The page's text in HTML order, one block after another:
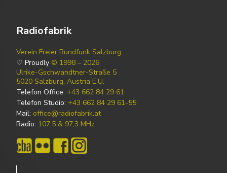
Radiofabrik
Verein Freier Rundfunk Salzburg
♡ Proudly © 1998 – 2026
Ulrike-Gschwandtner-Straße 5
5020 Salzburg, Austria E.U.
Telefon Office: +43 662 84 29 61
Telefon Studio: +43 662 84 29 61-55
Mail: office@radiofabrik.at
Radio: 107,5 & 97,3 MHz